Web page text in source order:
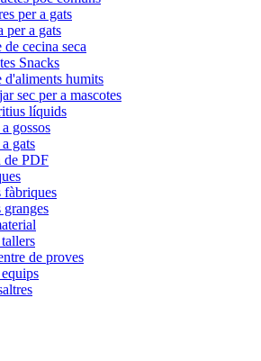
per a gats
per a gats
de cecina seca
Snacks
d'aliments humits
sec per a mascotes
líquids
gossos
gats
de PDF
fàbriques
granges
de proves